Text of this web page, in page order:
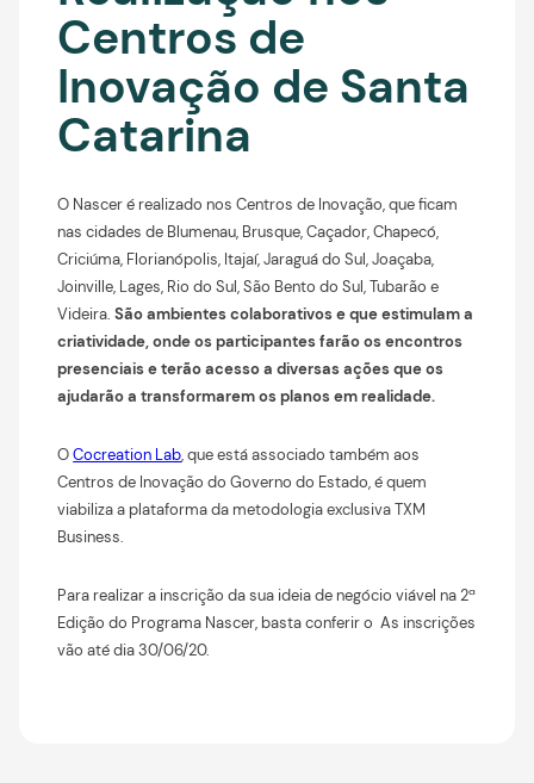
Centros de
Inovação de Santa
Catarina
O Nascer é realizado nos Centros de Inovação, que ficam
nas cidades de Blumenau, Brusque, Caçador, Chapecó,
Criciúma, Florianópolis, Itajaí, Jaraguá do Sul, Joaçaba,
Joinville, Lages, Rio do Sul, São Bento do Sul, Tubarão e
Videira.São ambientes colaborativos e que estimulam a
criatividade, onde os participantes farão os encontros
presenciais e terão acesso a diversas ações que os
ajudarão a transformarem os planos em realidade.
OCocreation Lab, que está associado também aos
Centros de Inovação do Governo do Estado, é quem
viabiliza a plataforma da metodologia exclusiva TXM
Business.
Para realizar a inscrição da sua ideia de negócio viável na 2ª
Edição do Programa Nascer, basta conferir o As inscrições
vão até dia 30/06/20.